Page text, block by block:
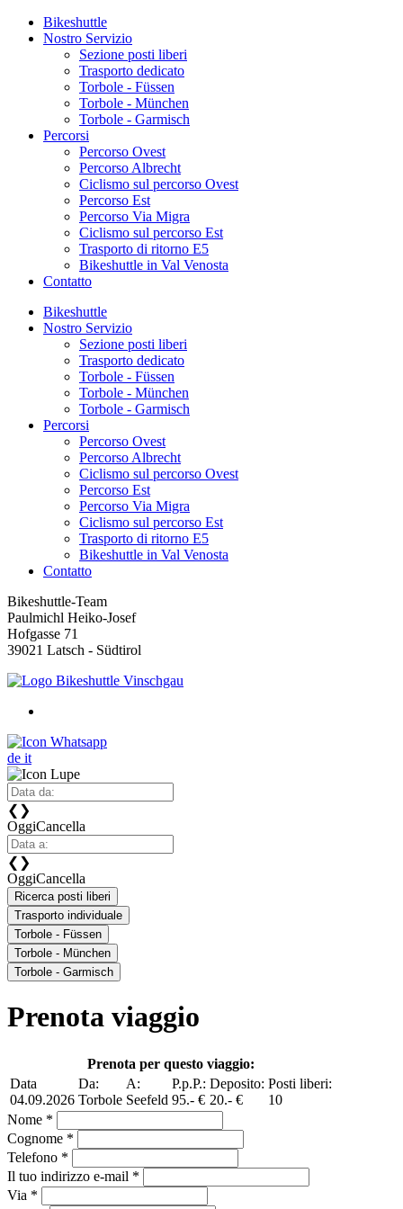
Bikeshuttle
Nostro Servizio
Sezione posti liberi
Trasporto dedicato
Torbole - Füssen
Torbole - München
Torbole - Garmisch
Percorsi
Percorso Ovest
Percorso Albrecht
Ciclismo sul percorso Ovest
Percorso Est
Percorso Via Migra
Ciclismo sul percorso Est
Trasporto di ritorno E5
Bikeshuttle in Val Venosta
Contatto
Bikeshuttle
Nostro Servizio
Sezione posti liberi
Trasporto dedicato
Torbole - Füssen
Torbole - München
Torbole - Garmisch
Percorsi
Percorso Ovest
Percorso Albrecht
Ciclismo sul percorso Ovest
Percorso Est
Percorso Via Migra
Ciclismo sul percorso Est
Trasporto di ritorno E5
Bikeshuttle in Val Venosta
Contatto
Bikeshuttle-Team
Paulmichl Heiko-Josef
Hofgasse 71
39021 Latsch - Südtirol
de it
❮ ❯
OggiCancella
❮ ❯
OggiCancella
Ricerca posti liberi
Trasporto individuale
Torbole - Füssen
Torbole - München
Torbole - Garmisch
Prenota viaggio
Prenota per questo viaggio:
Data
04.09.2026
Da:
Torbole
A:
Seefeld
P.p.P.:
95.- €
Deposito:
20.- €
Posti liberi:
10
Nome *
Cognome *
Telefono *
Il tuo indirizzo e-mail *
Via *